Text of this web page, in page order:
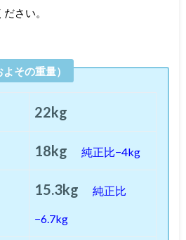
さい。
その重量）
22kg
18kg 純正比−4kg
15.3kg 純正比
−6.7kg